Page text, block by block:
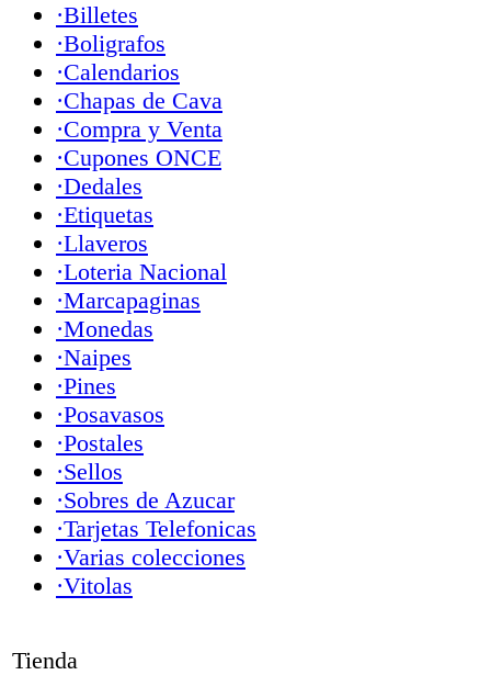
·Billetes
·Boligrafos
·Calendarios
·Chapas de Cava
·Compra y Venta
·Cupones ONCE
·Dedales
·Etiquetas
·Llaveros
·Loteria Nacional
·Marcapaginas
·Monedas
·Naipes
·Pines
·Posavasos
·Postales
·Sellos
·Sobres de Azucar
·Tarjetas Telefonicas
·Varias colecciones
·Vitolas
Tienda